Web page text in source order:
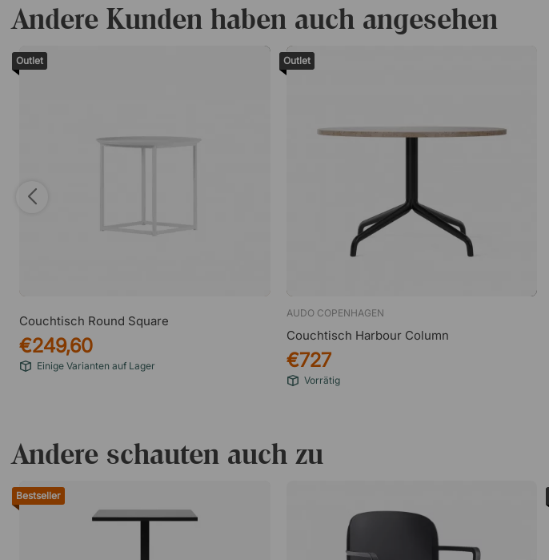
Andere Kunden haben auch angesehen
Outlet
Couchtisch Round Square
€249,60
Einige Varianten auf Lager
Outlet
AUDO COPENHAGEN
Couchtisch Harbour Column
€727
Vorrätig
Andere schauten auch zu
Bestseller